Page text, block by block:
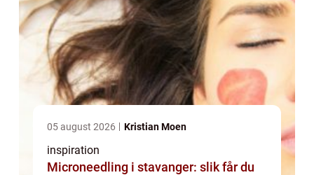
05 august 2026 Kristian Moen
inspiration
Microneedling i stavanger: slik får du